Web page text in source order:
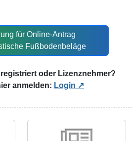
für Online-Antrag
Fußbodenbeläge
oder Lizenznehmer?
anmelden: Login